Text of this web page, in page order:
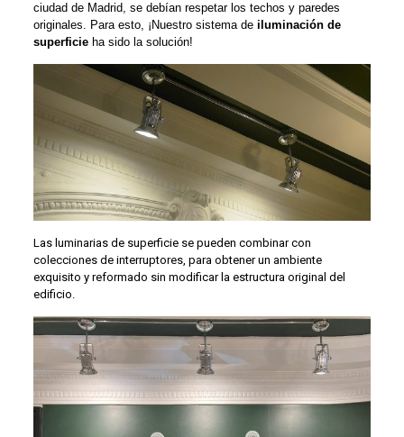
ciudad de Madrid, se debían respetar los techos y paredes
originales. Para esto, ¡Nuestro sistema de iluminación de
superficieha sido la solución!
Las luminarias de superficie se pueden combinar con
colecciones de interruptores, para obtener un ambiente
exquisito y reformado sin modificar la estructura original del
edificio.